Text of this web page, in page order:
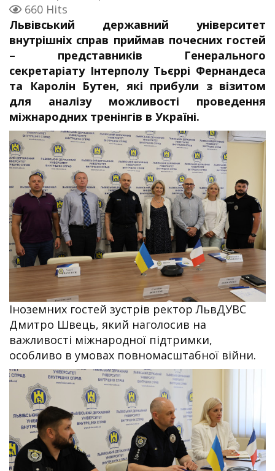
660 Hits
Львівський державний університет
внутрішніх справ приймав почесних гостей
– представників Генерального
секретаріату Інтерполу Тьєррі Фернандеса
та Каролін Бутен, які прибули з візитом
для аналізу можливості проведення
міжнародних тренінгів в Україні.
Іноземних гостей зустрів ректор ЛьвДУВС
Дмитро Швець, який наголосив на
важливості міжнародної підтримки,
особливо в умовах повномасштабної війни.